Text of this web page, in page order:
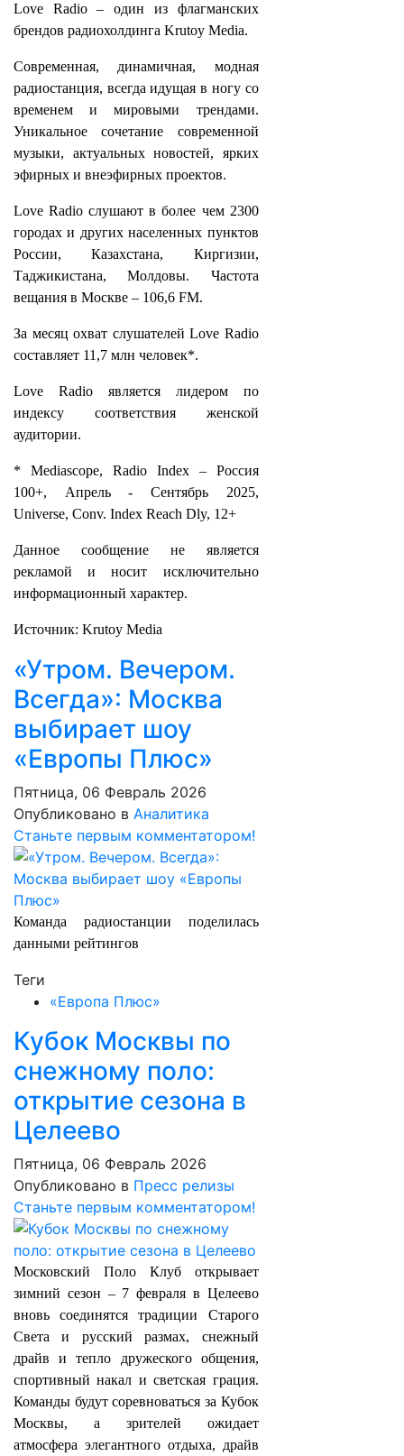
Love Radio – один из флагманских
брендов радиохолдинга Krutoy Media.
Современная, динамичная, модная
радиостанция, всегда идущая в ногу со
временем и мировыми трендами.
Уникальное сочетание современной
музыки, актуальных новостей, ярких
эфирных и внеэфирных проектов.
Love Radio слушают в более чем 2300
городах и других населенных пунктов
России, Казахстана, Киргизии,
Таджикистана, Молдовы. Частота
вещания в Москве – 106,6 FM.
За месяц охват слушателей Love Radio
составляет 11,7 млн человек*.
Love Radio является лидером по
индексу соответствия женской
аудитории.
* Mediascope, Radio Index – Россия
100+, Апрель - Сентябрь 2025,
Universe, Conv. Index Reach Dly, 12+
Данное сообщение не является
рекламой и носит исключительно
информационный характер.
Источник: Krutoy Media
«Утром. Вечером.
Всегда»: Москва
выбирает шоу
«Европы Плюс»
Пятница, 06 Февраль 2026
Опубликовано в Аналитика
Станьте первым комментатором!
Команда радиостанции поделилась
данными рейтингов
Теги
«Европа Плюс»
Кубок Москвы по
снежному поло:
открытие сезона в
Целеево
Пятница, 06 Февраль 2026
Опубликовано в Пресс релизы
Станьте первым комментатором!
Московский Поло Клуб открывает
зимний сезон – 7 февраля в Целеево
вновь соединятся традиции Старого
Света и русский размах, снежный
драйв и тепло дружеского общения,
спортивный накал и светская грация.
Команды будут соревноваться за Кубок
Москвы, а зрителей ожидает
атмосфера элегантного отдыха, драйв